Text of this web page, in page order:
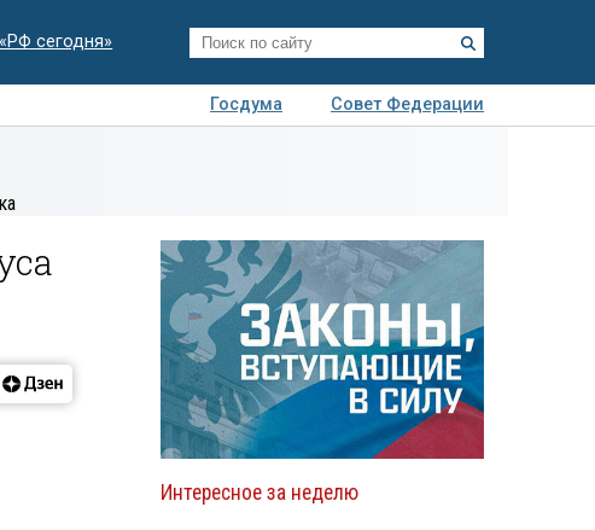
сегодня»
Госдума
Совет Федерации
Интересное за неделю